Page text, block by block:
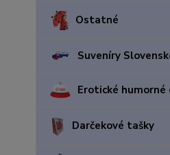
Ostatné
Suveníry
Erotické humorné
Darčekové tašky